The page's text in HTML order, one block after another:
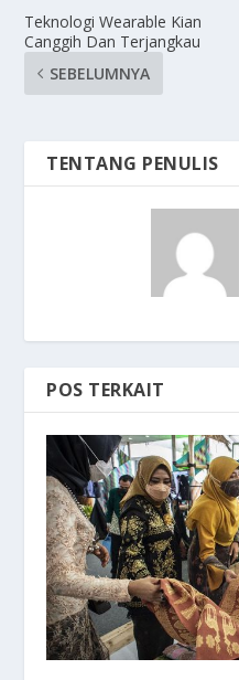
Teknologi Wearable Kian
Canggih Dan Terjangkau
SEBELUMNYA
TENTANG PENULIS
POS TERKAIT